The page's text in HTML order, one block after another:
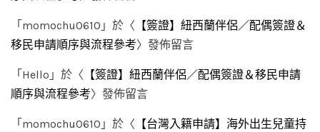
「 momochu0610 」於〈 【簽證】紐西蘭伴侶／配偶簽證＆
移民申請順序與流程參考〉發佈留言
「 Hello 」於〈 【簽證】紐西蘭伴侶／配偶簽證＆移民申請
順序與流程參考〉發佈留言
「 momochu0610 」於〈 【台灣入籍申請】海外出生兒童持